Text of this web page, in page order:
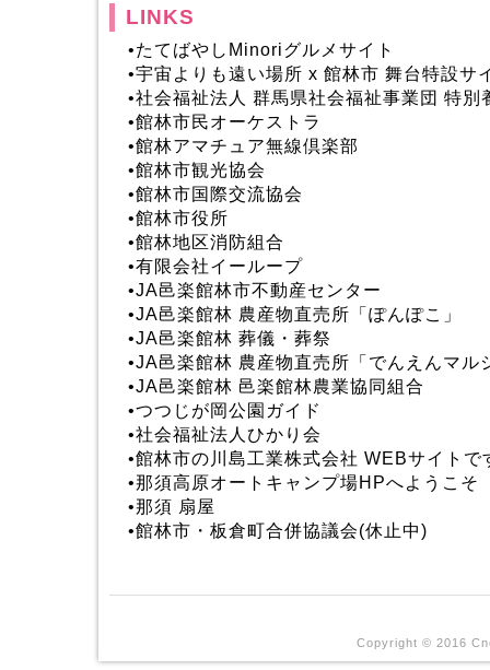
LINKS
•たてばやしMinoriグルメサイト
•宇宙よりも遠い場所 x 館林市 舞台特設サ
•社会福祉法人 群馬県社会福祉事業団 特別
•館林市民オーケストラ
•館林アマチュア無線倶楽部
•館林市観光協会
•館林市国際交流協会
•館林市役所
•館林地区消防組合
•有限会社イーループ
•JA邑楽館林市不動産センター
•JA邑楽館林 農産物直売所「ぽんぽこ」
•JA邑楽館林 葬儀・葬祭
•JA邑楽館林 農産物直売所「でんえんマル
•JA邑楽館林 邑楽館林農業協同組合
•つつじが岡公園ガイド
•社会福祉法人ひかり会
•館林市の川島工業株式会社 WEBサイトで
•那須高原オートキャンプ場HPへようこそ
•那須 扇屋
•館林市・板倉町合併協議会(休止中)
Copyright © 2016